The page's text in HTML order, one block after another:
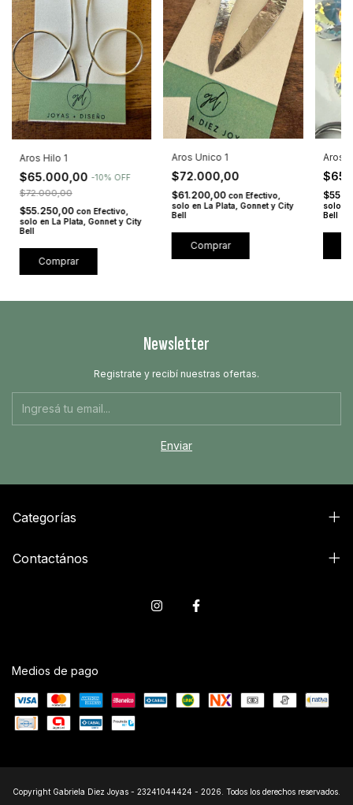
Aros Hilo 1
$65.000,00 -10% OFF
$72.000,00
$55.250,00 con Efectivo,
solo en La Plata, Gonnet y City
Bell
Aros Unico 1
$72.000,00
$61.200,00 con Efectivo,
solo en La Plata, Gonnet y City
Bell
Aros
solo
Bell
Newsletter
Registrate y recibí nuestras ofertas.
Categorías
Contactános
Medios de pago
Copyright Gabriela Diez Joyas - 23241044424 - 2026. Todos los derechos reservados.